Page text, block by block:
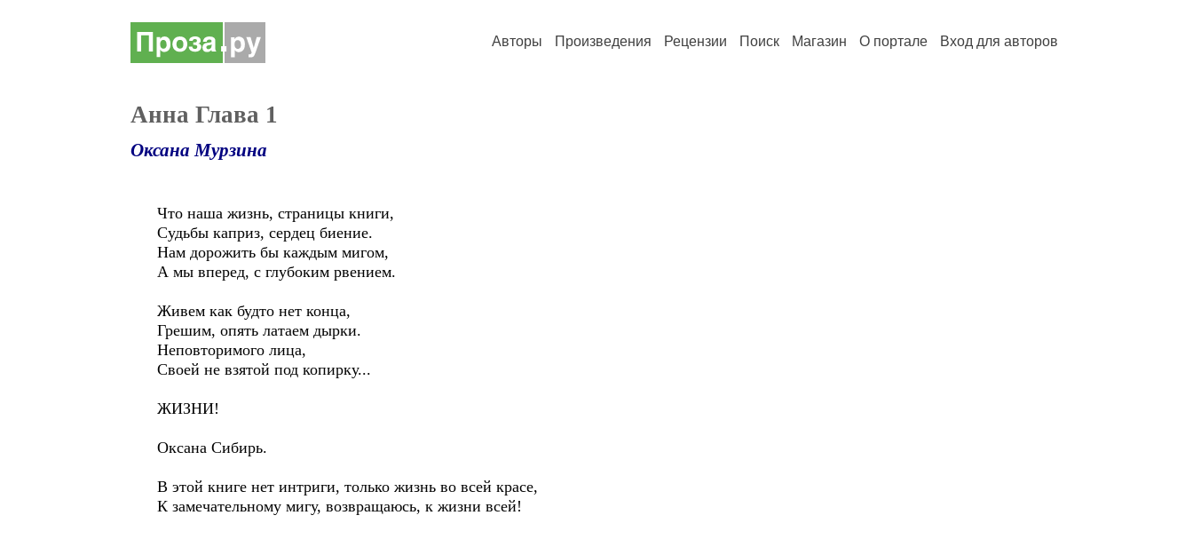
Авторы Произведения Рецензии Поиск Магазин О портале Вход для авторов
Анна Глава 1
Оксана Мурзина
Что наша жизнь, страницы книги,
Судьбы каприз, сердец биение.
Нам дорожить бы каждым мигом,
А мы вперед, с глубоким рвением.
Живем как будто нет конца,
Грешим, опять латаем дырки.
Неповторимого лица,
Своей не взятой под копирку...
ЖИЗНИ!
Оксана Сибирь.
В этой книге нет интриги, только жизнь во всей красе,
К замечательному мигу, возвращаюсь, к жизни всей!